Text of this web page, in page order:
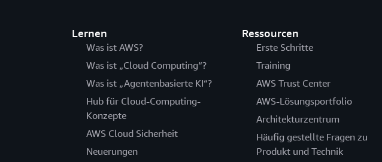
Lernen
Was ist AWS?
Was ist „Cloud Computing“?
Was ist „Agentenbasierte KI“?
Hub für Cloud-Computing-
Konzepte
AWS Cloud Sicherheit
Neuerungen
Ressourcen
Erste Schritte
Training
AWS Trust Center
AWS-Lösungsportfolio
Architekturzentrum
Häufig gestellte Fragen zu
Produkt und Technik